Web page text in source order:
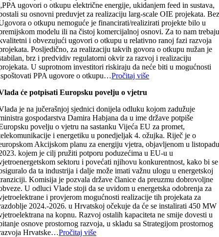
ugovori o otkupu električne energije, ukidanjem feed in sustava,
su osnovni preduvjet za realizaciju larg-scale OIE projekata.
o otkupu nemoguće je financirati/realizirati projekte bilo u
modelu ili na čistoj komercijalnoj osnovi. Za to nam
i obvezujući ugovori o otkupu u relativno ranoj fazi razvoja
Posljedično, za realizaciju takvih govora o otkupu nužan je
brz i predvidiv regulatorni okvir za razvoj i realizaciju
U suprotnom investitori riskiraju da neće biti u mogućnosti
PPA ugovore o otkupu…Pročitaj više
će potpisati Europsku povelju o vjetru
je na jučerašnjoj sjednici donijela odluku kojom zadužuje
gospodarstva Damira Habjana da u ime države potpiše
povelju o vjetru na sastanku Vijeća EU za promet,
i energetiku u ponedjeljak 4. ožujka. Riječ je o
Akcijskom planu za energiju vjetra, objavljenom u
kojem je cilj pružiti potporu poduzećima u EU-u u
sektoru i povećati njihovu konkurentnost, kako bi se
da ta industrija i dalje može imati važnu ulogu u energetskoj
Komisija je pozvala države članice da preuzmu dobrovoljne
U odluci Vlade stoji da se uvidom u energetska odobrenja za
i provjerom mogućnosti realizacije tih projekata za
2024.-2026. u Hrvatskoj očekuje da će se instalirati 450 MW
na kopnu. Razvoj ostalih kapaciteta ne smije dovesti u
osnove prostornog razvoja, u skladu sa Strategijom prostornog
Hrvatske…Pročitaj više